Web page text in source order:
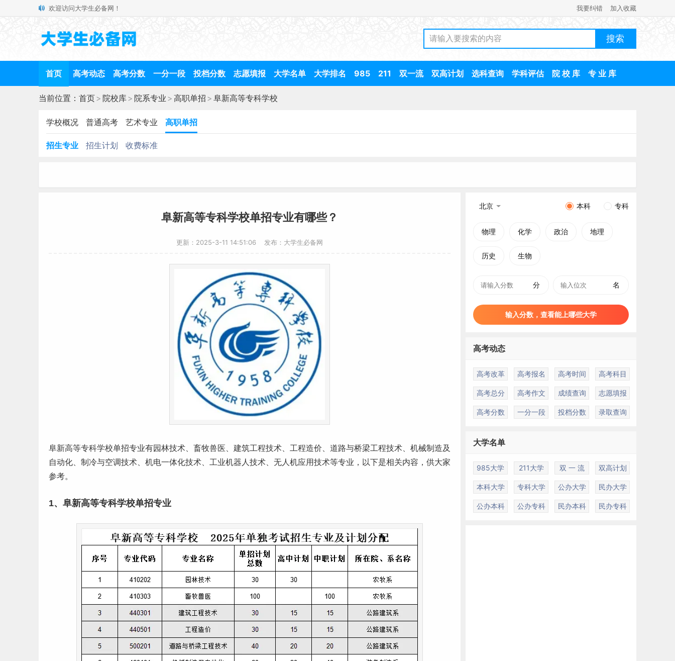
欢迎访问大学生必备网！ 我要纠错 加入收藏
首页 高考动态 高考分数 一分一段 投档分数 志愿填报 大学名单 大学排名 985 211 双一流 双高计划 选科查询 学科评估 院 校 库 专 业 库
当前位置： 首页> 院校库> 院系专业 > 高职单招 > 阜新高等专科学校
学校概况 普通高考 艺术专业 高职单招
招生专业 招生计划 收费标准
阜新高等专科学校单招专业有哪些？
更新：2025-3-11 14:51:06 发布：大学生必备网
阜新高等专科学校单招专业有园林技术、畜牧兽医、建筑工程技术、工程造价、道路与桥梁工程技术、机械制造及
自动化、制冷与空调技术、机电一体化技术、工业机器人技术、无人机应用技术等专业，以下是相关内容，供大家
参考。
1、阜新高等专科学校单招专业
北京 本科 专科
物理 化学 政治 地理
历史 生物
分 名
输入分数，查看能上哪些大学
高考动态
高考改革 高考报名 高考时间 高考科目
高考总分 高考作文 成绩查询 志愿填报
高考分数 一分一段 投档分数 录取查询
大学名单
985大学 211大学 双 一 流 双高计划
本科大学 专科大学 公办大学 民办大学
公办本科 公办专科 民办本科 民办专科